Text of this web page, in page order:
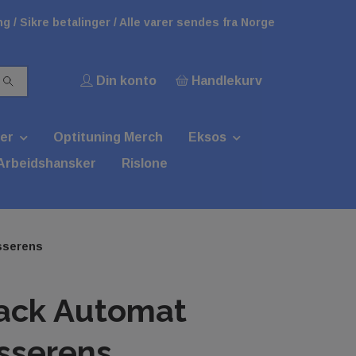
/ Sikre betalinger / Alle varer sendes fra Norge
Din konto Handlekurv
Optituning Merch
Eksos
Rislone
Automat